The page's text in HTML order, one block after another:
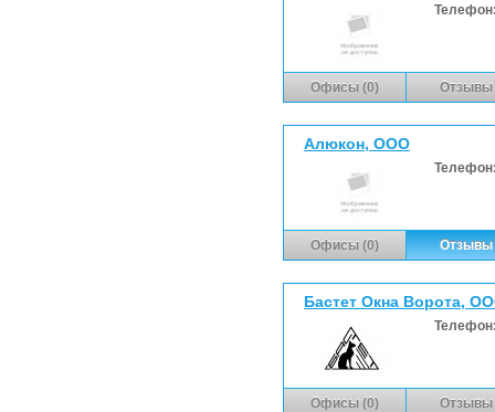
Офисы (0) Отзывы
Алюкон, ООО
Офисы (0) Отзывы
Бастет Окна Ворота,
Офисы (0) Отзывы